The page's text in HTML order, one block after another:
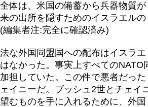
体は、米国の備蓄から兵器物質が
の出所を隠すためのイスラエルの
集者注:完全に確認済み)
な外国同盟国への配布はイスラエ
なかった。事実上すべてのNATO
担していた。この件で悪者だった
イニーだ。ブッシュ2世とチェイ
むものを手に入れるために、外国